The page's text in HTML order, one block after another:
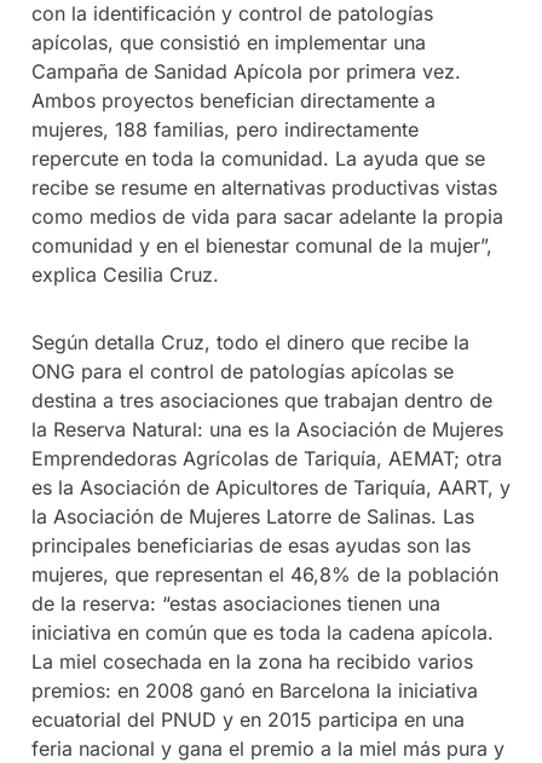
con la identificación y control de patologías
apícolas, que consistió en implementar una
Campaña de Sanidad Apícola por primera vez.
Ambos proyectos benefician directamente a
mujeres, 188 familias, pero indirectamente
repercute en toda la comunidad. La ayuda que se
recibe se resume en alternativas productivas vistas
como medios de vida para sacar adelante la propia
comunidad y en el bienestar comunal de la mujer”,
explica Cesilia Cruz.
Según detalla Cruz, todo el dinero que recibe la
ONG para el control de patologías apícolas se
destina a tres asociaciones que trabajan dentro de
la Reserva Natural: una es la Asociación de Mujeres
Emprendedoras Agrícolas de Tariquía, AEMAT; otra
es la Asociación de Apicultores de Tariquía, AART, y
la Asociación de Mujeres Latorre de Salinas. Las
principales beneficiarias de esas ayudas son las
mujeres, que representan el 46,8% de la población
de la reserva: “estas asociaciones tienen una
iniciativa en común que es toda la cadena apícola.
La miel cosechada en la zona ha recibido varios
premios: en 2008 ganó en Barcelona la iniciativa
ecuatorial del PNUD y en 2015 participa en una
feria nacional y gana el premio a la miel más pura y